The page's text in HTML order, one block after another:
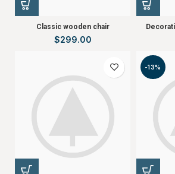
Classic wooden chair
$299.00
-13%